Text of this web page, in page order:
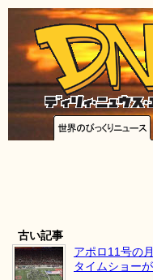
古い記事
アポロ11号の
タイムショー